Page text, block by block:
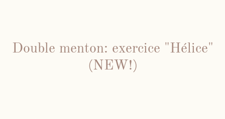
Double menton: exercice "Hélice"
(NEW!)